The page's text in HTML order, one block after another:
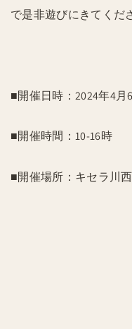
で是非遊びにきてくだ
■開催日時：2024年4月
■開催時間：10-16時
■開催場所：キセラ川